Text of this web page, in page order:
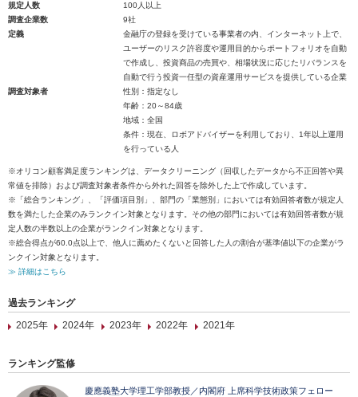
規定人数
100人以上
調査企業数
9社
定義
金融庁の登録を受けている事業者の内、インターネット上で、
ユーザーのリスク許容度や運用目的からポートフォリオを自動
で作成し、投資商品の売買や、相場状況に応じたリバランスを
自動で行う投資一任型の資産運用サービスを提供している企業
調査対象者
性別：指定なし
年齢：20～84歳
地域：全国
条件：現在、ロボアドバイザーを利用しており、1年以上運用
を行っている人
※オリコン顧客満足度ランキングは、データクリーニング（回収したデータから不正回答や異
常値を排除）および調査対象者条件から外れた回答を除外した上で作成しています。
※「総合ランキング」、「評価項目別」、部門の「業態別」においては有効回答者数が規定人
数を満たした企業のみランクイン対象となります。その他の部門においては有効回答者数が規
定人数の半数以上の企業がランクイン対象となります。
※総合得点が60.0点以上で、他人に薦めたくないと回答した人の割合が基準値以下の企業がラ
ンクイン対象となります。
≫ 詳細はこちら
過去ランキング
2025年
2024年 2023年 2022年 2021年
ランキング監修
慶應義塾大学理工学部教授／内閣府 上席科学技術政策フェロー